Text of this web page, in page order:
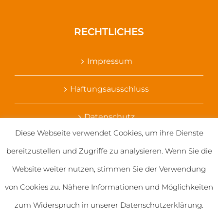
RECHTLICHES
Impressum
Haftungsausschluss
Datenschutz
Diese Webseite verwendet Cookies, um ihre Dienste
bereitzustellen und Zugriffe zu analysieren. Wenn Sie die
Website weiter nutzen, stimmen Sie der Verwendung
von Cookies zu. Nähere Informationen und Möglichkeiten
zum Widerspruch in unserer Datenschutzerklärung.